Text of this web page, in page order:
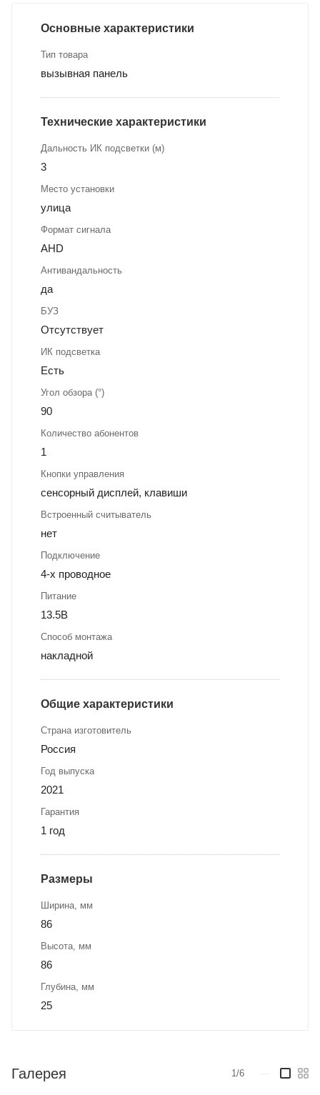
Основные характеристики
Тип товара
вызывная панель
Технические характеристики
Дальность ИК подсветки (м)
3
Место установки
улица
Формат сигнала
AHD
Антивандальность
да
БУЗ
Отсутствует
ИК подсветка
Есть
Угол обзора (°)
90
Количество абонентов
1
Кнопки управления
сенсорный дисплей, клавиши
Встроенный считыватель
нет
Подключение
4-х проводное
Питание
13.5В
Способ монтажа
накладной
Общие характеристики
Страна изготовитель
Россия
Год выпуска
2021
Гарантия
1 год
Размеры
Ширина, мм
86
Высота, мм
86
Глубина, мм
25
Галерея 1/6